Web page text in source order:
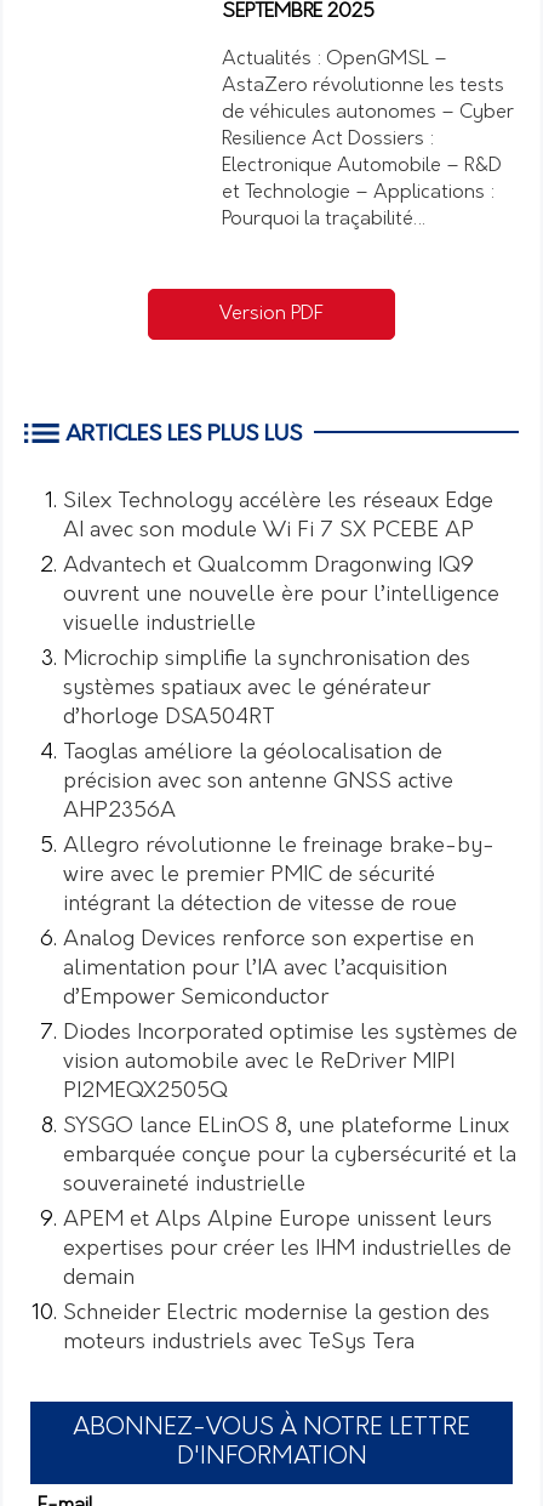
SEPTEMBRE 2025
Actualités : OpenGMSL –
AstaZero révolutionne les tests
de véhicules autonomes – Cyber
Resilience Act Dossiers :
Electronique Automobile – R&D
et Technologie – Applications :
Pourquoi la traçabilité…
Version PDF
ARTICLES LES PLUS LUS
Silex Technology accélère les réseaux Edge
AI avec son module Wi Fi 7 SX PCEBE AP
Advantech et Qualcomm Dragonwing IQ9
ouvrent une nouvelle ère pour l’intelligence
visuelle industrielle
Microchip simplifie la synchronisation des
systèmes spatiaux avec le générateur
d’horloge DSA504RT
Taoglas améliore la géolocalisation de
précision avec son antenne GNSS active
AHP2356A
Allegro révolutionne le freinage brake-by-
wire avec le premier PMIC de sécurité
intégrant la détection de vitesse de roue
Analog Devices renforce son expertise en
alimentation pour l’IA avec l’acquisition
d’Empower Semiconductor
Diodes Incorporated optimise les systèmes de
vision automobile avec le ReDriver MIPI
PI2MEQX2505Q
SYSGO lance ELinOS 8, une plateforme Linux
embarquée conçue pour la cybersécurité et la
souveraineté industrielle
APEM et Alps Alpine Europe unissent leurs
expertises pour créer les IHM industrielles de
demain
Schneider Electric modernise la gestion des
moteurs industriels avec TeSys Tera
ABONNEZ-VOUS À NOTRE LETTRE
D'INFORMATION